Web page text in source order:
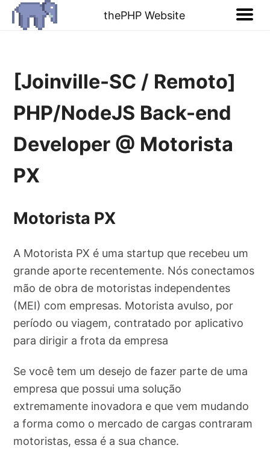
thePHP Website
[Joinville-SC / Remoto]
PHP/NodeJS Back-end
Developer @ Motorista
PX
Motorista PX
A Motorista PX é uma startup que recebeu um
grande aporte recentemente. Nós conectamos
mão de obra de motoristas independentes
(MEI) com empresas. Motorista avulso, por
período ou viagem, contratado por aplicativo
para dirigir a frota da empresa
Se você tem um desejo de fazer parte de uma
empresa que possui uma solução
extremamente inovadora e que vem mudando
a forma como o mercado de cargas contraram
motoristas, essa é a sua chance.